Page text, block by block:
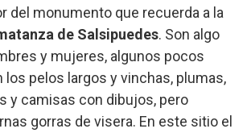
del monumento que recuerda a la
de Salsipuedes. Son algo
y mujeres, algunos pocos
los pelos largos y vinchas, plumas,
y camisas con dibujos, pero
gorras de visera. En este sitio el